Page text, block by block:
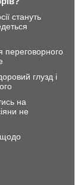
стануть
переговорного
глузд і
на
не
щодо